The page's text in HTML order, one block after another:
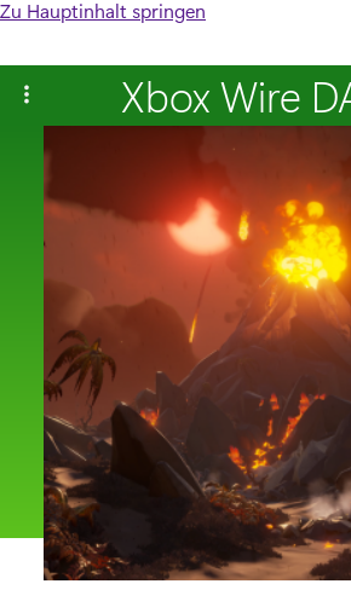
Zu Hauptinhalt springen
Xbox Wire